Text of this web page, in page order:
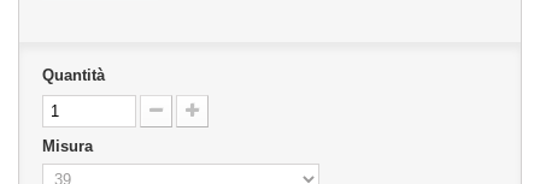
Quantità
Misura